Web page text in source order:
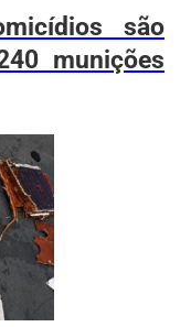
são
munições